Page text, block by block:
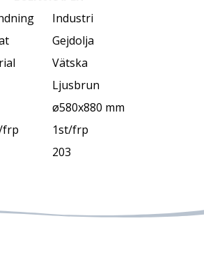
Industri
Gejdolja
Vätska
Ljusbrun
ø580x880 mm
frp
1st/frp
203